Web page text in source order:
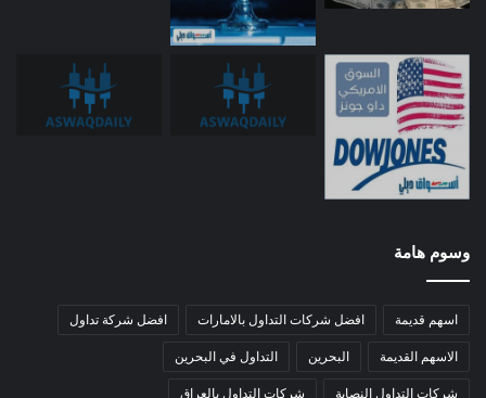
وسوم هامة
اسهم قديمة افضل شركات التداول بالامارات افضل شركة تداول
الاسهم القديمة البحرين التداول في البحرين
شركات التداول النصابة شركات التداول بالعراق